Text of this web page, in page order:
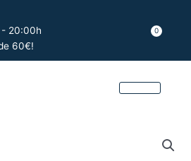
- 20:00h
60€!
0